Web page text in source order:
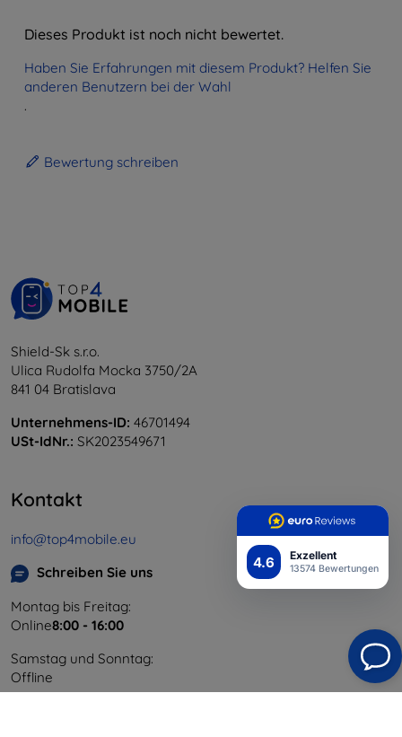
4.6 Exzellent
13574 Bewertungen
Dieses Produkt ist noch nicht bewertet.
Haben Sie Erfahrungen mit diesem Produkt? Helfen Sie
anderen Benutzern bei der Wahl
.
Bewertung schreiben
Shield-Sk s.r.o.
Ulica Rudolfa Mocka 3750/2A
841 04 Bratislava
Unternehmens-ID: 46701494
USt-IdNr.: SK2023549671
Kontakt
info@top4mobile.eu
Schreiben Sie uns
Montag bis Freitag:
Online8:00 - 16:00
Samstag und Sonntag:
Offline